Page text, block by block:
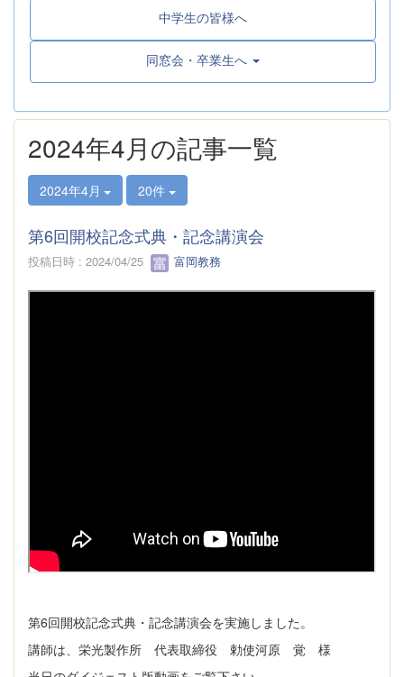
中学生の皆様へ
同窓会・卒業生へ
2024年4月の記事一覧
2024年4月 20件
第6回開校記念式典・記念講演会
投稿日時 : 2024/04/25 富岡教務
第6回開校記念式典・記念講演会を実施しました。
講師は、栄光製作所 代表取締役 勅使河原 覚 様